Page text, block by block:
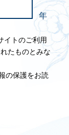
年
イトのご利用
たものとみな
の保護をお読